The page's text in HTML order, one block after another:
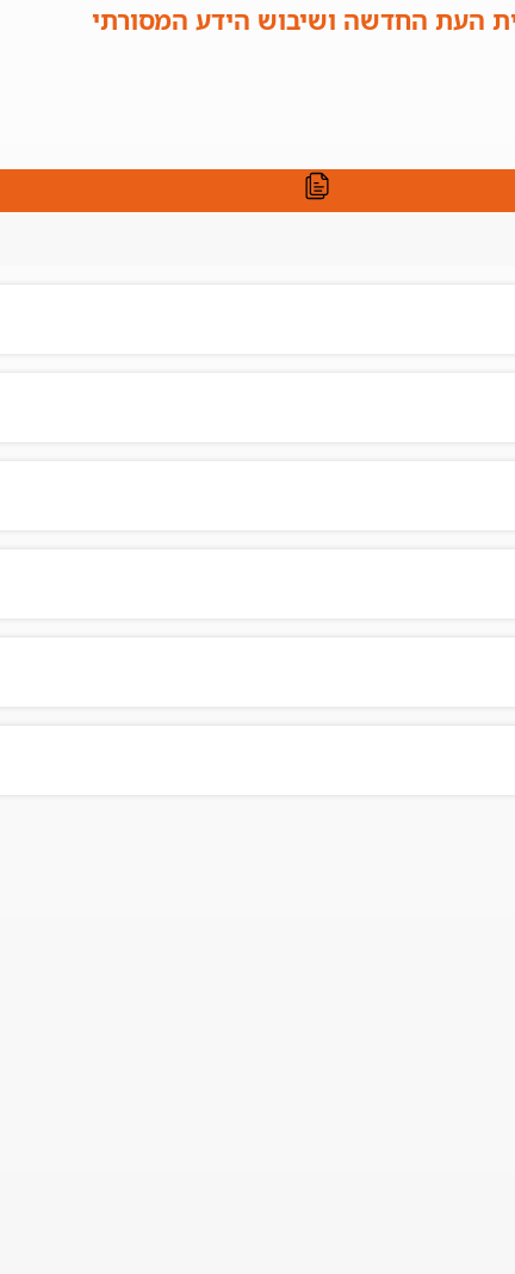
העת החדשה ושיבוש הידע המסורתי